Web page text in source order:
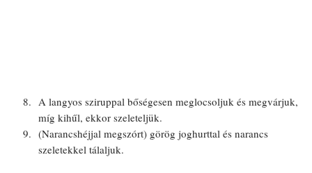
A langyos sziruppal bőségesen meglocsoljuk és megvárjuk,
míg kihűl, ekkor szeleteljük.
(Narancshéjjal megszórt) görög joghurttal és narancs
szeletekkel tálaljuk.